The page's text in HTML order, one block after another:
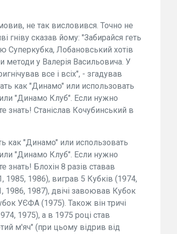
не так висловився. Точно не
гніву сказав йому: "Забирайся геть
Суперкубка, Лобановський хотів
методи у Валерія Васильовича. У
все і всіх", - згадував
как "Динамo" или использовать
"Динамо Клуб". Если нужно
знать! Станіслав Кочубинський в
как "Динамo" или использовать
"Динамо Клуб". Если нужно
знать! Блохін 8 разів ставав
1986), виграв 5 Кубків (1974,
1986, 1987), двічі завоював Кубок
УЄФА (1975). Також він тричі
1975), а в 1975 році став
м'яч" (при цьому відрив від